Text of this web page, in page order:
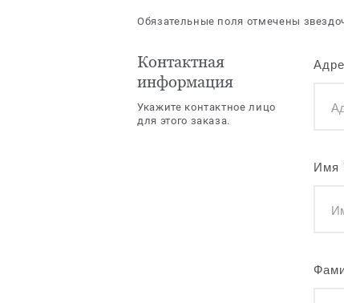
Обязательные поля отмечены
Контактная
информация
Укажите контактное лицо
для этого заказа.
Имя